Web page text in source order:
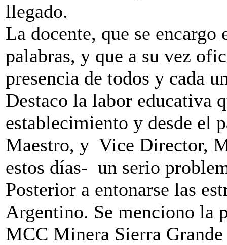
llegado.
La docente, que se
palabras, y que a su vez
presencia de todos y cada
Destaco la labor educativa
establecimiento y desde el
Maestro, y Vice Director,
estos días- un serio
Posterior a entonarse las
Argentino. Se menciono la
MCC Minera Sierra